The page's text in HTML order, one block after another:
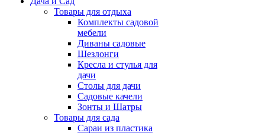
Товары для отдыха
Комплекты садовой
мебели
Диваны садовые
Шезлонги
Кресла и стулья для
дачи
Столы для дачи
Садовые качели
Зонты и Шатры
Товары для сада
Сараи из пластика